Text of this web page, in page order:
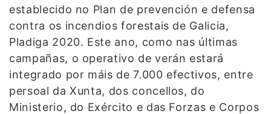
establecido no Plan de prevención e defensa
contra os incendios forestais de Galicia,
Pladiga 2020. Este ano, como nas últimas
campañas, o operativo de verán estará
integrado por máis de 7.000 efectivos, entre
persoal da Xunta, dos concellos, do
Ministerio, do Exército e das Forzas e Corpos